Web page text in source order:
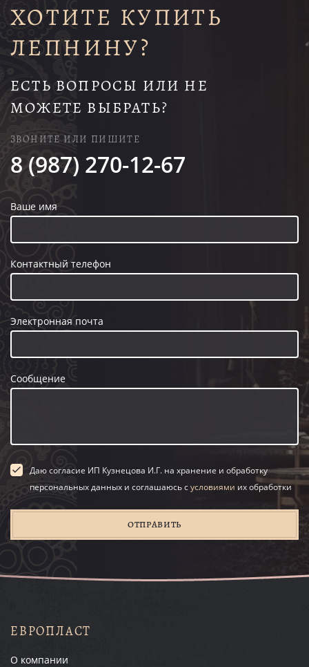
ХОТИТЕ КУПИТЬ
ЛЕПНИНУ?
ЕСТЬ ВОПРОСЫ ИЛИ НЕ
МОЖЕТЕ ВЫБРАТЬ?
ЗВОНИТЕ ИЛИ ПИШИТЕ
8 (987) 270-12-67
Ваше имя
Контактный телефон
Электронная почта
Сообщение
Даю согласие ИП Кузнецова И.Г. на хранение и обработку
персональных данных и соглашаюсь сусловиями их обработки
ОТПРАВИТЬ
ЕВРОПЛАСТ
О компании